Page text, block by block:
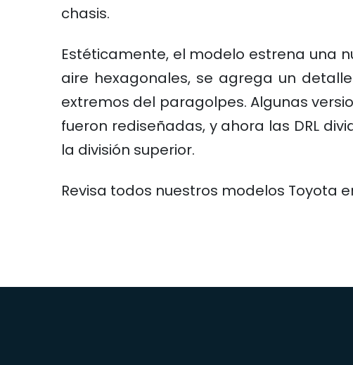
chasis.
Estéticamente, el modelo estrena una
aire hexagonales, se agrega un
extremos del paragolpes. Algunas
fueron rediseñadas, y ahora las DRL
la división superior.
Revisa todos nuestros modelos Toyota